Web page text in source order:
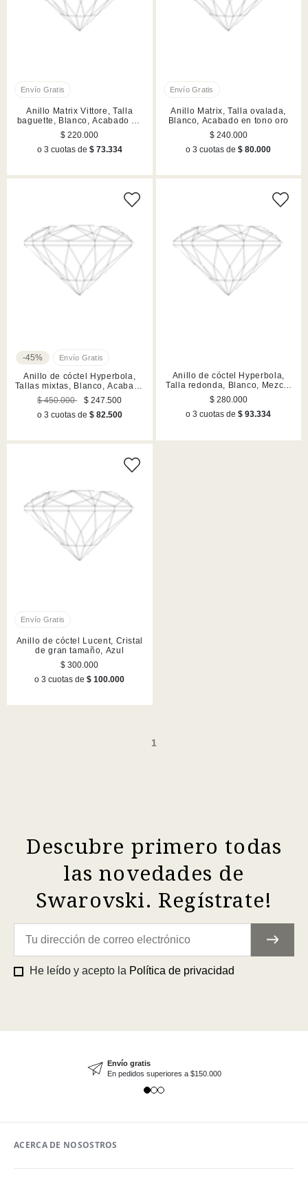
Anillo Matrix Vittore, Talla
baguette, Blanco, Acabado en
rodio
$ 220.000
o 3 cuotas de $ 73.334
Anillo Matrix, Talla ovalada,
Blanco, Acabado en tono oro
$ 240.000
o 3 cuotas de$ 80.000
-45%
Anillo de cóctel Hyperbola,
Tallas mixtas, Blanco, Acabado
en rodio
$ 450.000
$ 247.500
o 3 cuotas de $ 82.500
Anillo de cóctel Hyperbola,
Talla redonda, Blanco, Mezcla
de acabados
$ 280.000
o 3 cuotas de$ 93.334
Anillo de cóctel Lucent, Cristal
de gran tamaño, Azul
$ 300.000
o 3 cuotas de$ 100.000
1
Descubre primero todas
las novedades de
Swarovski. Regístrate!
He leído y acepto la Política de privacidad
Envío gratis
En pedidos superiores a $150.000
ACERCA DE NOSOSTROS